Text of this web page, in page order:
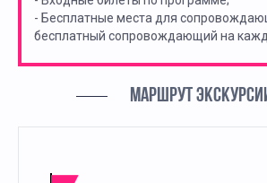
- Бесплатные места для
бесплатный сопровождающий на
МАРШРУТ